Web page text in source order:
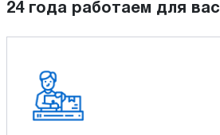
24 года работаем для вас